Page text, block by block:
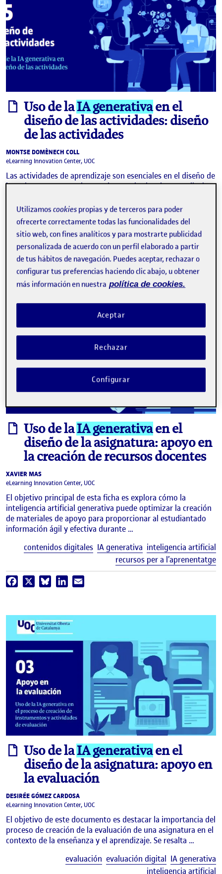
informe
Uso de laIA generativaen el
diseño de las actividades: diseño
de las actividades
MONTSE DOMÈNECH COLL
eLearning Innovation Center, UOC
Las actividades de aprendizaje son esenciales en el diseño de
las asignaturas para alcanzar los resultados de aprendizaje.
categorías. La interacción …
diseño de la actividad diseño del aprendizaje IA generativa
inteligencia artificial
Facebook
X BlueskyLinkedInEmail
informe
Uso de laIA generativaen el
diseño de la asignatura: apoyo en
la creación de recursos docentes
XAVIER MAS
eLearning Innovation Center, UOC
El objetivo principal de esta ficha es explora cómo la
inteligencia artificial generativa puede optimizar la creación
de materiales de apoyo para proporcionar al estudiantado
información ágil y efectiva durante …
contenidos digitales IA generativa inteligencia artificial
recursos per a l’aprenentatge
Facebook BlueskyLinkedIn
informe
Uso de laIA generativaen el
diseño de la asignatura: apoyo en
la evaluación
DESIRÉE GÓMEZ CARDOSA
eLearning Innovation Center, UOC
El objetivo de este documento es destacar la importancia del
proceso de creación de la evaluación de una asignatura en el
contexto de la enseñanza y el aprendizaje. Se resalta …
evaluación evaluación digital IA generativa
inteligencia artificial
Utilizamoscookies propias y de terceros para poder
ofrecerte correctamente todas las funcionalidades del
sitio web, con fines analíticos y para mostrarte publicidad
personalizada de acuerdo con un perfil elaborado a partir
de tus hábitos de navegación. Puedes aceptar, rechazar o
configurar tus preferencias haciendo clic abajo, u obtener
más información en nuestra política de cookies.
Rechazar
Aceptar
Configurar